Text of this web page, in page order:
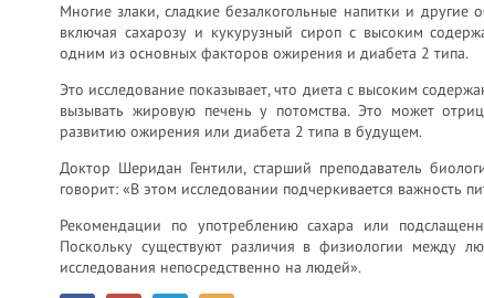
Многие злаки, сладкие безалкогольные напитки и
включая сахарозу и кукурузный сироп с высоким
одним из основных факторов ожирения и диабета 2 типа.
Это исследование показывает, что диета с высоким
вызывать жировую печень у потомства. Это может
развитию ожирения или диабета 2 типа в будущем.
Доктор Шеридан Гентили, старший преподаватель
говорит: «В этом исследовании подчеркивается важность
Рекомендации по употреблению сахара или
Поскольку существуют различия в физиологии между
исследования непосредственно на людей».